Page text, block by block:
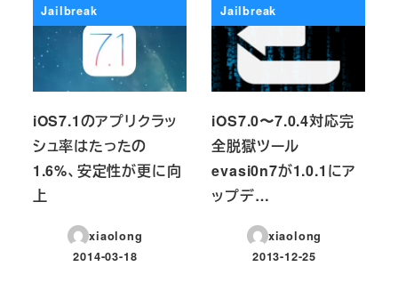
Jailbreak
iOS7.1のアプリクラッ
シュ率はたったの
1.6%、安定性が更に向
上
xiaolong
投稿日
2014-03-18
Jailbreak
iOS7.0〜7.0.4対応完
全脱獄ツール
evasi0n7が1.0.1にア
ップデ…
xiaolong
投稿日
2013-12-25